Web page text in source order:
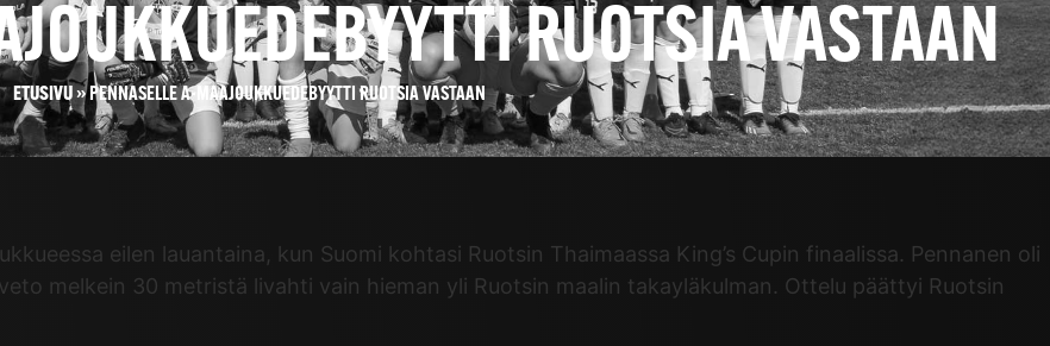
RUOTSIA VASTAAN
ETUSIVU» PENNASELLE A-MAAJOUKKUEDEBYYTTI RUOTSIA VASTAAN
eilen lauantaina, kun Suomi kohtasi Ruotsin Thaimaassa King’s Cupin finaalissa. Pennanen oli
melkein 30 metristä livahti vain hieman yli Ruotsin maalin takayläkulman. Ottelu päättyi Ruotsin